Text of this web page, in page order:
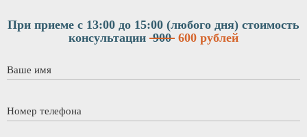
При приеме с 13:00 до 15:00 (любого дня) стоимость
консультации 900 600 рублей
Ваше имя
Номер телефона